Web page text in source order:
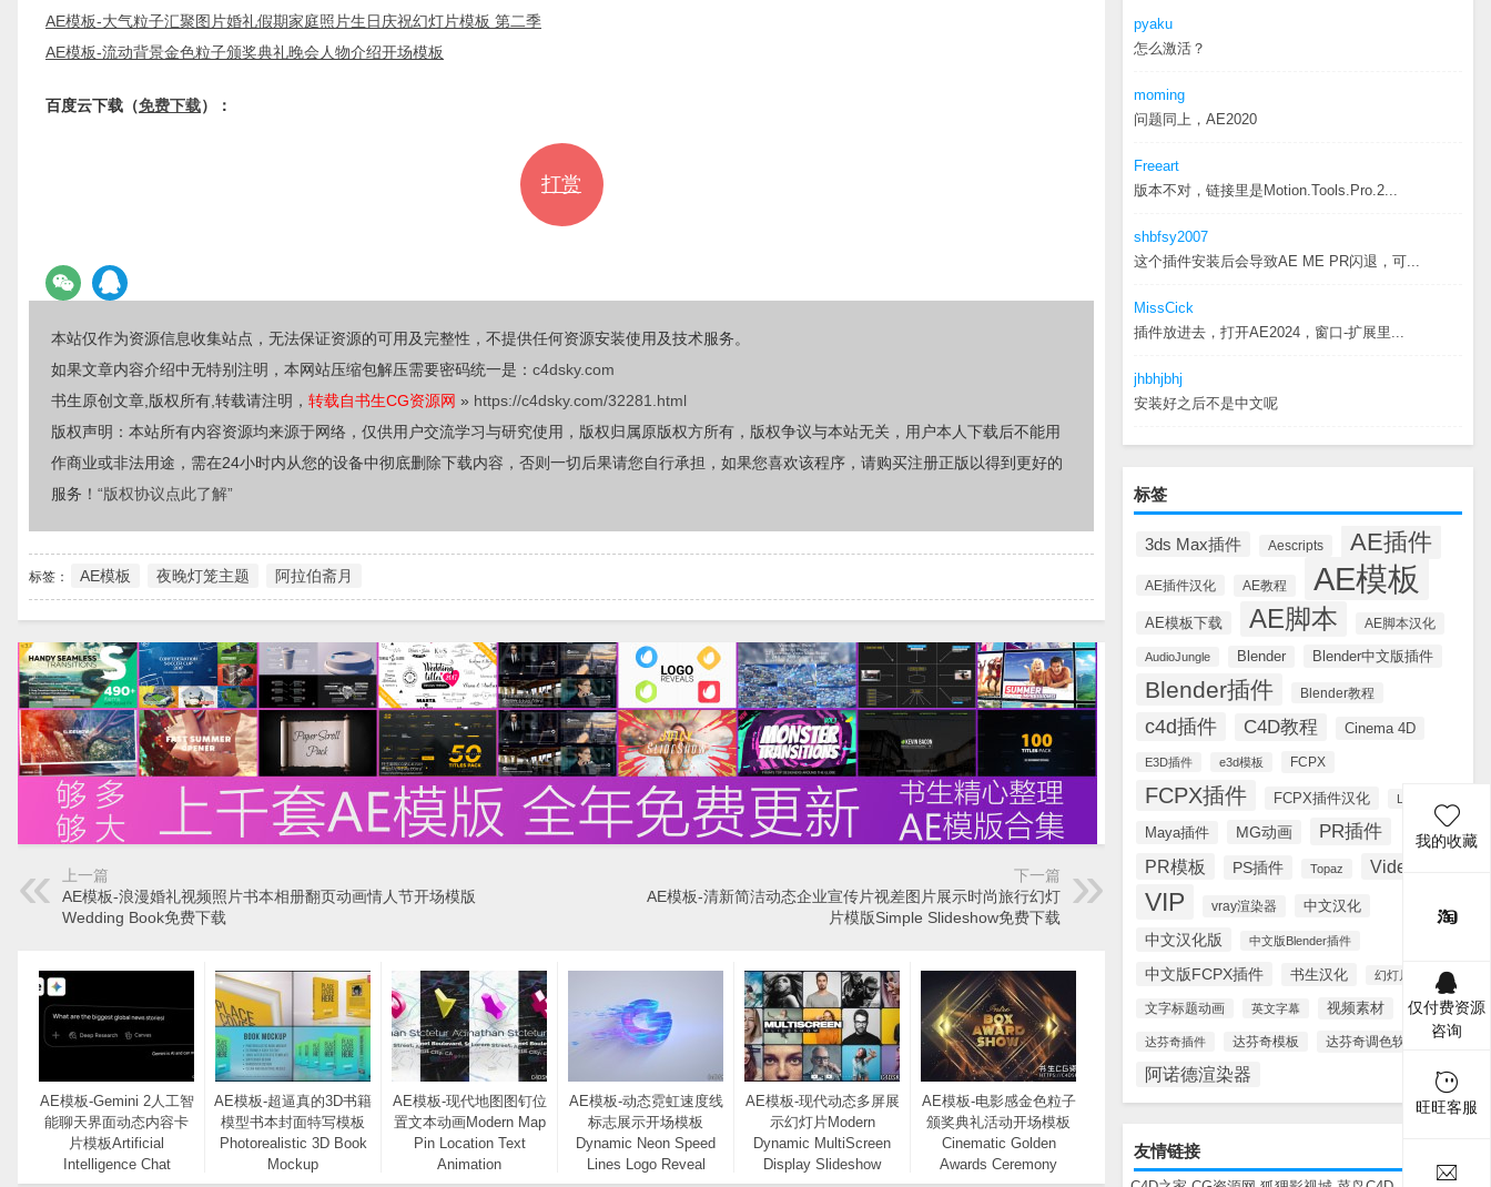
pyaku
怎么激活？
moming
问题同上，AE2020
Freeart
版本不对，链接里是Motion.Tools.Pro.2...
shbfsy2007
这个插件安装后会导致AE ME PR闪退，可...
MissCick
插件放进去，打开AE2024，窗口-扩展里...
jhbhjbhj
安装好之后不是中文呢
标签
3ds Max插件 Aescripts AE插件
AE插件汉化 AE教程 AE模板
AE模板下载 AE脚本 AE脚本汉化
AudioJungle Blender Blender中文版插件
Blender插件 Blender教程
c4d插件 C4D教程 Cinema 4D
E3D插件 e3d模板 FCPX
FCPX插件 FCPX插件汉化 Lynda
Maya插件 MG动画 PR插件
PR模板 PS插件 Topaz Videohive
VIP vray渲染器 中文汉化
中文汉化版 中文版Blender插件
中文版FCPX插件 书生汉化 幻灯片模板
文字标题动画 英文字幕 视频素材
达芬奇插件 达芬奇模板 达芬奇调色软件
阿诺德渲染器
友情链接
AE模板-大气粒子汇聚图片婚礼假期家庭照片生日庆祝幻灯片模板 第二季
AE模板-流动背景金色粒子颁奖典礼晚会人物介绍开场模板
百度云下载（免费下载）：
打赏
本站仅作为资源信息收集站点，无法保证资源的可用及完整性，不提供任何资源安装使用及技术服务。
如果文章内容介绍中无特别注明，本网站压缩包解压需要密码统一是： c4dsky.com
书生原创文章,版权所有,转载请注明， 转载自书生CG资源网 » https://c4dsky.com/32281.html
版权声明：本站所有内容资源均来源于网络，仅供用户交流学习与研究使用，版权归属原版权方所有，版权争议与本站无关，用户本人下载后不能用
作商业或非法用途，需在24小时内从您的设备中彻底删除下载内容，否则一切后果请您自行承担，如果您喜欢该程序，请购买注册正版以得到更好的
服务！ “版权协议点此了解”
标签： AE模板 夜晚灯笼主题 阿拉伯斋月
上一篇
AE模板-浪漫婚礼视频照片书本相册翻页动画情人节开场模版
Wedding Book免费下载
下一篇
AE模板-清新简洁动态企业宣传片视差图片展示时尚旅行幻灯
片模版Simple Slideshow免费下载
AE模板-Gemini 2人工智
能聊天界面动态内容卡
片模板Artificial
Intelligence Chat
AE模板-超逼真的3D书籍
模型书本封面特写模板
Photorealistic 3D Book
Mockup
AE模板-现代地图图钉位
置文本动画Modern Map
Pin Location Text
Animation
AE模板-动态霓虹速度线
标志展示开场模板
Dynamic Neon Speed
Lines Logo Reveal
AE模板-现代动态多屏展
示幻灯片Modern
Dynamic MultiScreen
Display Slideshow
AE模板-电影感金色粒子
颁奖典礼活动开场模板
Cinematic Golden
Awards Ceremony
我的收藏
仅付费资源
咨询
旺旺客服